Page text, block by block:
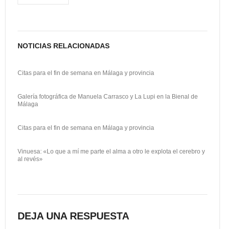
NOTICIAS RELACIONADAS
Citas para el fin de semana en Málaga y provincia
Galería fotográfica de Manuela Carrasco y La Lupi en la Bienal de
Málaga
Citas para el fin de semana en Málaga y provincia
Vinuesa: «Lo que a mí me parte el alma a otro le explota el cerebro y
al revés»
DEJA UNA RESPUESTA